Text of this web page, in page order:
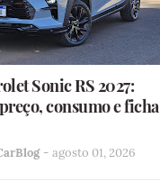
Sonic RS 2027:
consumo e ficha
- agosto 01, 2026